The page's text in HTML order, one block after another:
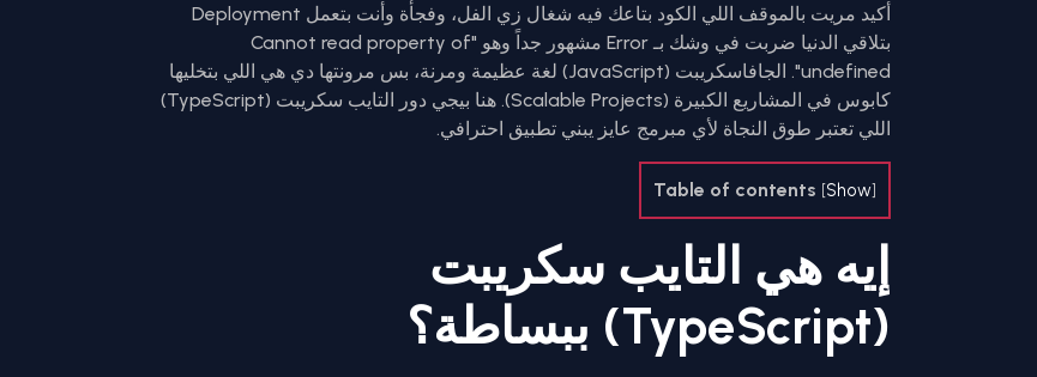
أكيد مريت بالموقف اللي الكود بتاعك فيه شغال زي الفل، وفجأة وأنت بتعمل Deployment
بتلاقي الدنيا ضربت في وشك بـ Error مشهور جداً وهو "Cannot read property of
undefined". الجافاسكريبت (JavaScript) لغة عظيمة ومرنة، بس مرونتها دي هي اللي بتخليها
كابوس في المشاريع الكبيرة (Scalable Projects). هنا بيجي دور التايب سكريبت (TypeScript)
اللي تعتبر طوق النجاة لأي مبرمج عايز يبني تطبيق احترافي.
Table of contents [Show]
إيه هي التايب سكريبت
(TypeScript) ببساطة؟